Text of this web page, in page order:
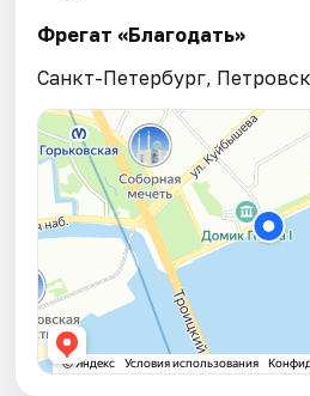
Фрегат «Благодать»
Санкт-Петербург,